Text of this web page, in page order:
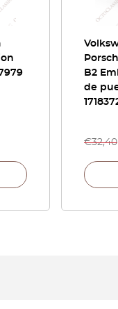
B2
de
€32,40